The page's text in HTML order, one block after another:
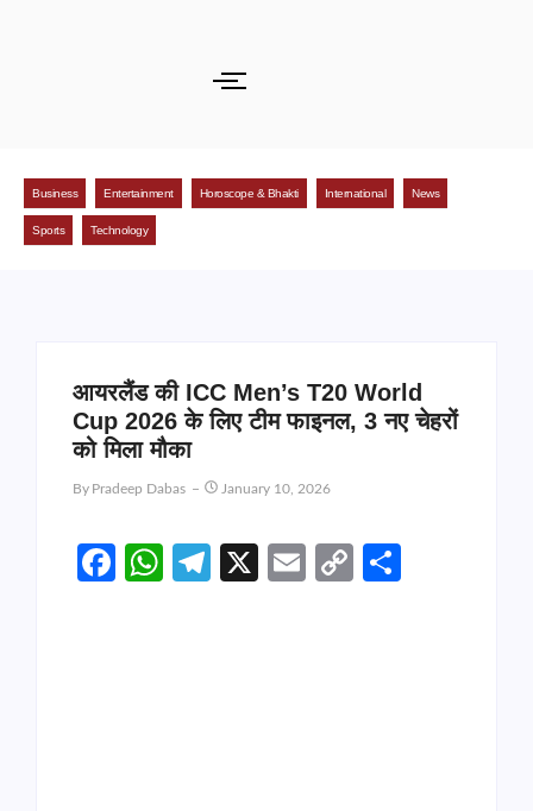
Business Entertainment Horoscope & Bhakti International News
Sports Technology
आयरलैंड की ICC Men’s T20 World
Cup 2026 के लिए टीम फाइनल, 3 नए चेहरों
को मिला मौका
By Pradeep Dabas January 10, 2026
Facebook
WhatsApp
Telegram
X EmailCopy